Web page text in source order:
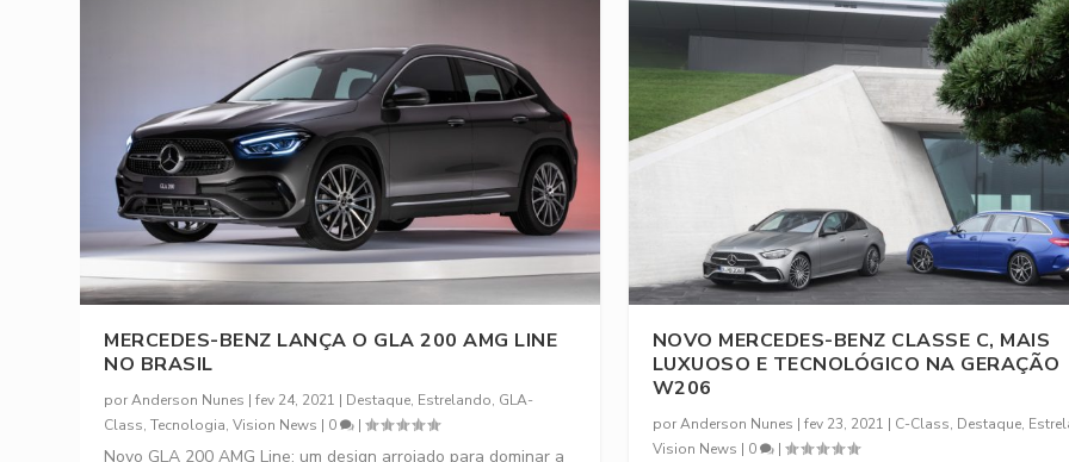
MERCEDES-BENZ LANÇA O GLA 200 AMG LINE
NO BRASIL
porAnderson Nunes |fev 24, 2021 | Destaque, Estrelando, GLA-
Class,Tecnologia,Vision News | 0 |
Novo GLA 200 AMG Line: um design arrojado para dominar a
NOVO MERCEDES-BENZ CLASSE C, MAIS
LUXUOSO E TECNOLÓGICO NA GERAÇÃO
W206
porAnderson Nunes | fev 23, 2021 | C-Class, Destaque,
Vision News | 0 |